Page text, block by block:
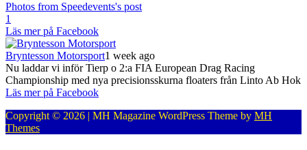
Photos from Speedevents's post
1
Läs mer på Facebook
Bryntesson Motorsport1 week ago
Nu laddar vi inför Tierp o 2:a FIA European Drag Racing
Championship med nya precisionsskurna floaters från Linto Ab Hok
Läs mer på Facebook
Copyright © 2026 | MH Magazine WordPress Theme by MH
Themes